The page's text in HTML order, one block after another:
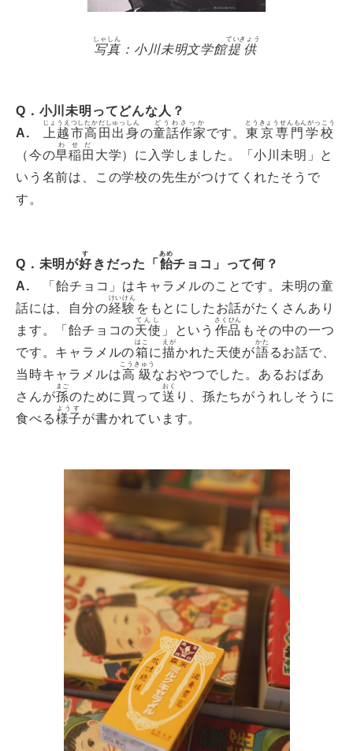
写真
しゃしん
：小川未明文学館提供
ていきょう
Q．小川未明ってどんな人？
A.
上越市高田出身
じょうえつしたかだしゅっしん
の童話作家
どうわさっか
です。 東京専門学校
とうきょうせんもんがっこう
（今の早稲田
わせだ
大学）に入学しました。「小川未明」と
いう名前は、この学校の先生がつけてくれたそうで
す。
Q．未明が好
す
きだった「 飴
あめ
チョコ」って何？
A.
「飴チョコ」はキャラメルのことです。未明の童
話には、自分の経験
けいけん
をもとにしたお話がたくさんあり
ます。「飴チョコの天使
てんし
」という 作品
さくひん
もその中の一つ
です。キャラメルの箱
はこ
に描
えが
かれた天使が語
かた
るお話で、
当時キャラメルは高級
こうきゅう
なおやつでした。あるおばあ
さんが孫
まご
のために買って送
おく
り、孫たちがうれしそうに
食べる様子
ようす
が書かれています。